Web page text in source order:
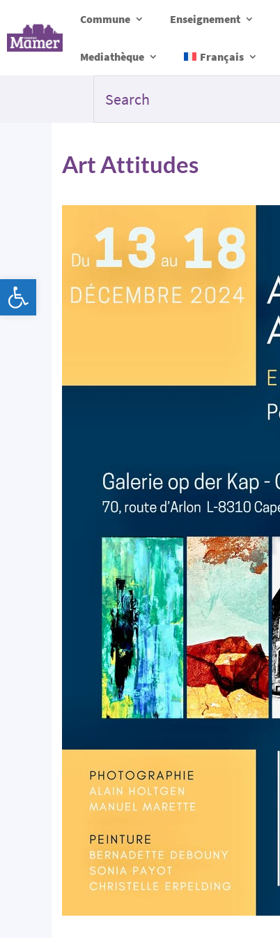
Commune Enseignement
Mediathèque Français
Art Attitudes
Ouvrir la barre d’outils